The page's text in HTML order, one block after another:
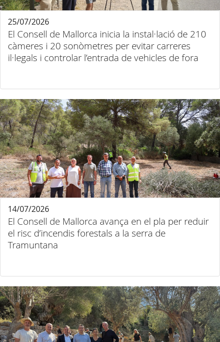
El Consell de Mallorca inicia la instal·lació de 210
càmeres i 20 sonòmetres per evitar carreres
il·legals i controlar l’entrada de vehicles de fora
25/07/2026
El Consell de Mallorca avança en el pla per reduir
el risc d’incendis forestals a la serra de
Tramuntana
14/07/2026